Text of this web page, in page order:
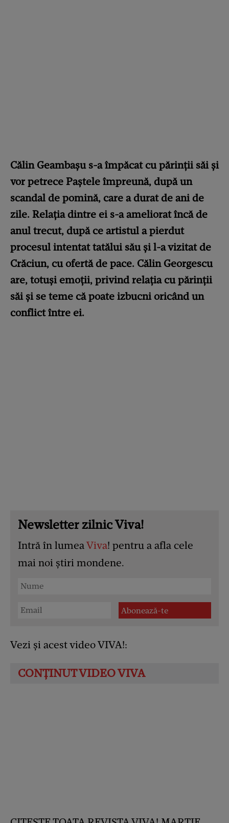
Călin Geambașu s-a împăcat cu părinții săi și
vor petrece Paștele împreună, după un
scandal de pomină, care a durat de ani de
zile. Relația dintre ei s-a ameliorat încă de
anul trecut, după ce artistul a pierdut
procesul intentat tatălui său și l-a vizitat de
Crăciun, cu ofertă de pace. Călin Georgescu
are, totuși emoții, privind relația cu părinții
săi și se teme că poate izbucni oricând un
conflict între ei.
Newsletter zilnic Viva!
Intră în lumeaViva! pentru a afla cele
mai noi știri mondene.
Vezi și acest video VIVA!: